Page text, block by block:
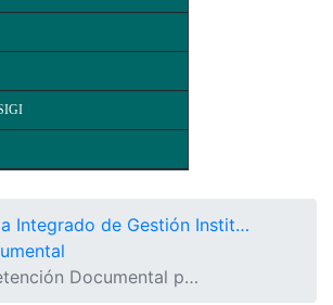
Sistema Integrado de Gestión Institucional
Tablas de Retención Documental por Procesos